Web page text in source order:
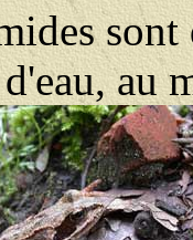
sont
d'eau, au